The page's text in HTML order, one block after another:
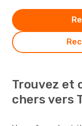
Trouvez et
chers vers